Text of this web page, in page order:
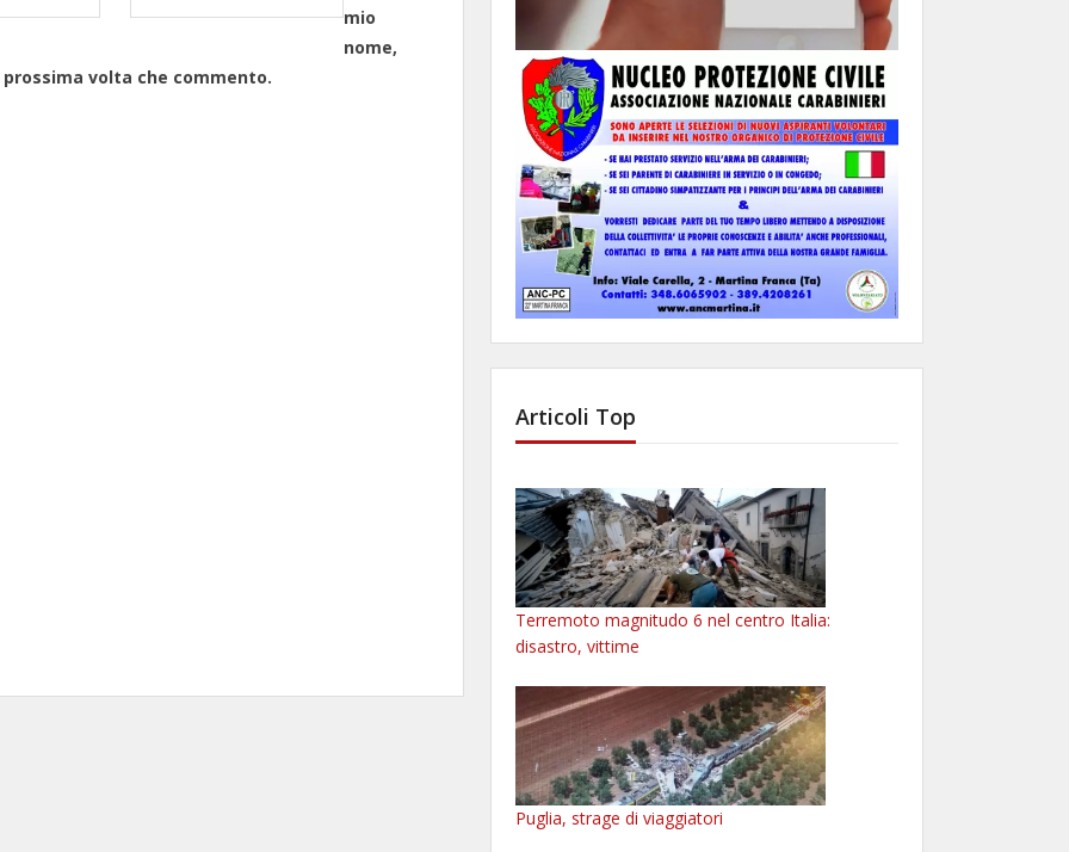
mio
nome,
volta che commento.
Articoli Top
Terremoto magnitudo 6 nel centro Italia:
disastro, vittime
Puglia, strage di viaggiatori